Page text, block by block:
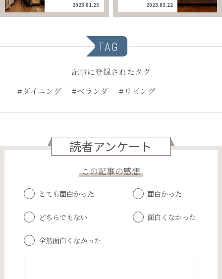
2023.01.25 2023.03.22
TAG
記事に登録されたタグ
#ダイニング
#ベランダ #リビング
読者アンケート
この記事の感想
とても面白かった 面白かった
どちらでもない 面白くなかった
全然面白くなかった